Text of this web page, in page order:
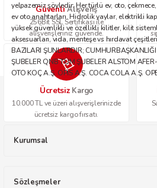
yelpazemiz şöyledir: Her türlü ev, oto, çekmece,
ev oto anahtarları. Hidrolik yaylar, elektrikli
yüksek güvenlikli ve özellikli kilitler, kilit
aksesuarları, vida, menteşe vs hırdavat
BAZILARI ŞUNLARDIR;
ŞUBELER QNB TÜM ŞUBELER ALSTOM
OTO KOÇ A.Ş. OPİS A.Ş. COCA COLA A.Ş.
GüvenliAlışveriş
256Bit SSL Sertifikası ile
alışverişleriniz güvende.
Ücretsiz Kargo
10.000 TL ve üzeri alışverişlerinizde
ücretsiz kargo fırsatı.
Kurumsal
Sözleşmeler